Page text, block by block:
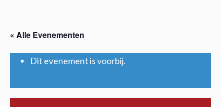
« Alle Evenementen
Dit evenement is voorbij.